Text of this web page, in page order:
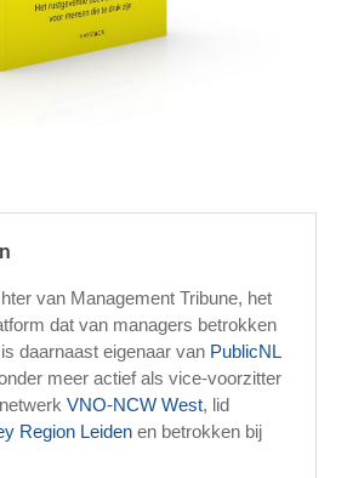
van Management Tribune, het
dat van managers betrokken
daarnaast eigenaar van PublicNL
meer actief als vice-voorzitter
VNO-NCW West, lid
Region Leiden en betrokken bij